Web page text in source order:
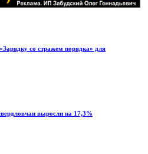
со стражем порядка» для
выросли на 17,3%